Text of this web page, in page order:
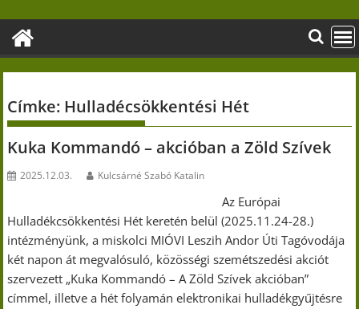
content
Címke: Hulladécsökkentési Hét
Kuka Kommandó – akcióban a Zöld Szívek
2025.12.03. Kulcsárné Szabó Katalin
Az Európai
Hulladékcsökkentési Hét keretén belül (2025.11.24-28.)
intézményünk, a miskolci MIÓVI Leszih Andor Úti Tagóvodája
két napon át megvalósuló, közösségi szemétszedési akciót
szervezett „Kuka Kommandó – A Zöld Szívek akcióban”
címmel, illetve a hét folyamán elektronikai hulladékgyűjtésre